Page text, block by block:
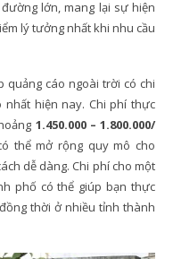
lớn, mang lại sự hiện
lý tưởng nhất khi nhu cầu
cáo ngoài trời có chi
hiện nay. Chi phí thực
1.450.000 – 1.800.000/
thể mở rộng quy mô cho
dễ dàng. Chi phí cho một
phố có thể giúp bạn thực
thời ở nhiều tỉnh thành